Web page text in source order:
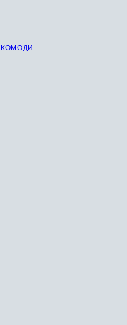
КОМОДИ